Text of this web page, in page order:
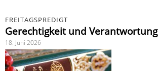
FREITAGSPREDIGT
Gerechtigkeit und Verantwortung
18. Juni 2026